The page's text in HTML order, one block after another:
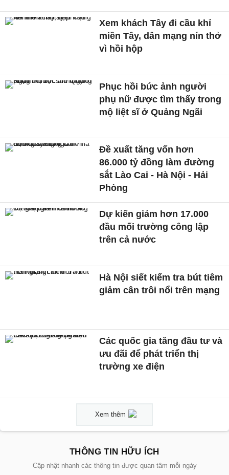
Xem khách Tây đi cầu khỉ
miền Tây, dân mạng nín thở
vì hồi hộp
Phục hồi bức ảnh người
phụ nữ được tìm thấy trong
mộ liệt sĩ ở Quảng Ngãi
Đề xuất tăng vốn hơn
86.000 tỷ đồng làm đường
sắt Lào Cai - Hà Nội - Hải
Phòng
Dự kiến giảm hơn 17.000
đầu mối trường công lập
trên cả nước
Hà Nội siết kiểm tra bút tiêm
giảm cân trôi nổi trên mạng
Các quốc gia tăng đầu tư và
ưu đãi để phát triển thị
trường xe điện
Xem thêm
THÔNG TIN HỮU ÍCH
Cập nhật nhanh các thông tin được quan tâm mỗi ngày